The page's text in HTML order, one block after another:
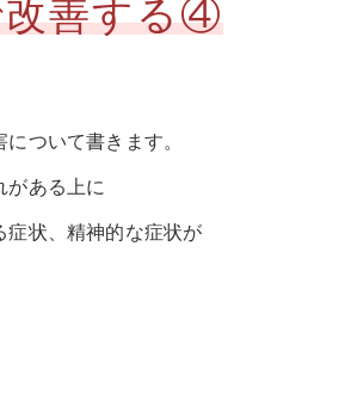
改善する④
ついて書きます。
がある上に
状、精神的な症状が